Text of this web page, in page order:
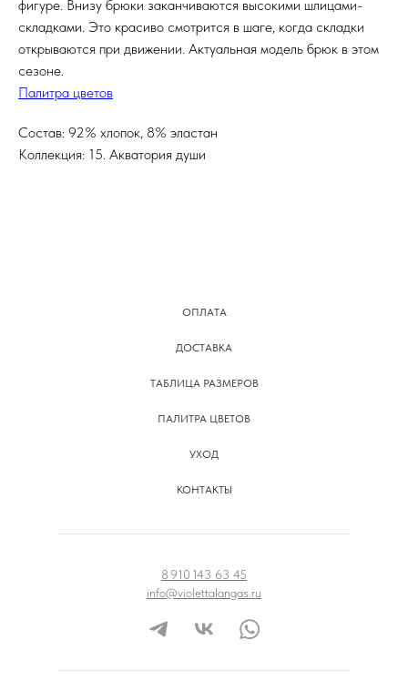
фигуре. Внизу брюки заканчиваются высокими шлицами-
складками. Это красиво смотрится в шаге, когда складки
открываются при движении. Актуальная модель брюк в этом
сезоне.
Палитра цветов
Состав: 92% хлопок, 8% эластан
Коллекция: 15. Акватория души
ОПЛАТА
ДОСТАВКА
ТАБЛИЦА РАЗМЕРОВ
ПАЛИТРА ЦВЕТОВ
УХОД
КОНТАКТЫ
8 910 143 63 45
info@violettalangas.ru